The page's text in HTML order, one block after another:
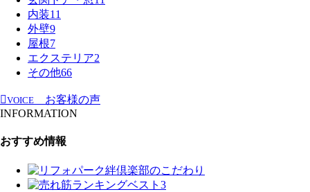
内装11
外壁9
屋根7
エクステリア2
その他66
VOICE
お客様の声
INFORMATION
おすすめ情報